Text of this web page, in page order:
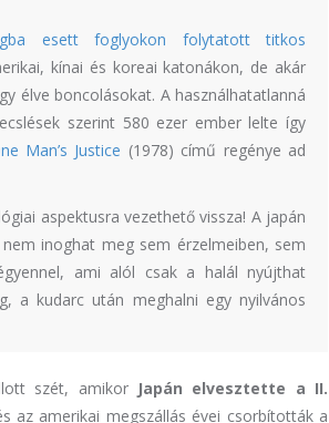
esett foglyokon folytatott titkos
kínai és koreai katonákon, de akár
élve boncolásokat. A használhatatlanná
szerint 580 ezer ember lelte így
Man’s Justice (1978) című regénye ad
aspektusra vezethető vissza! A japán
inoghat meg sem érzelmeiben, sem
ami alól csak a halál nyújthat
a kudarc után meghalni egy nyilvános
szét, amikor Japán elvesztette a II.
az amerikai megszállás évei csorbították a